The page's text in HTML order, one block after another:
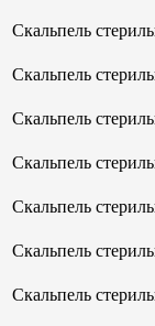
Скальпель
Скальпель
Скальпель
Скальпель
Скальпель
Скальпель
Скальпель